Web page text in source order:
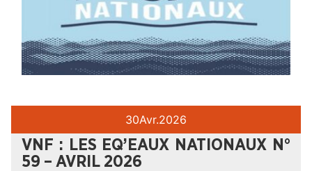
30Avr.2026
VNF : LES EQ’EAUX NATIONAUX N°
59 – AVRIL 2026